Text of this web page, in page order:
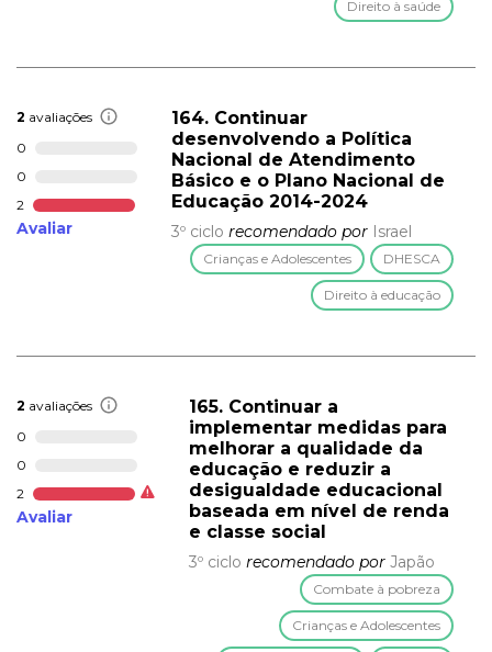
Direito à saúde
2 avaliações
0
0
2
Avaliar
164. Continuar
desenvolvendo a Política
Nacional de Atendimento
Básico e o Plano Nacional de
Educação 2014-2024
3º ciclo recomendado por Israel
Crianças e Adolescentes DHESCA
Direito à educação
2 avaliações
0
0
2
Avaliar
165. Continuar a
implementar medidas para
melhorar a qualidade da
educação e reduzir a
desigualdade educacional
baseada em nível de renda
e classe social
3º ciclo recomendado por Japão
Combate à pobreza
Crianças e Adolescentes